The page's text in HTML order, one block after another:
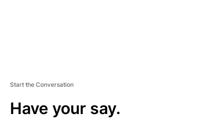
Start the Conversation
Have your say.